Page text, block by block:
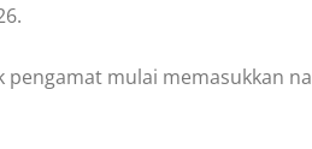
mulai memasukkan